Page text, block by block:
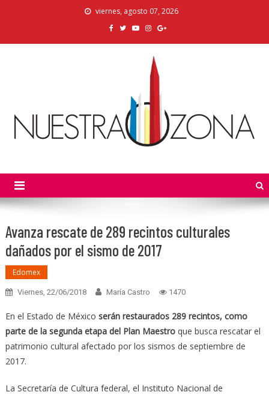
viernes, agosto 07, 2026
Avanza rescate de 289 recintos culturales
dañados por el sismo de 2017
Edomex
Viernes, 22/06/2018 María Castro 1470
En el Estado de México serán restaurados 289 recintos, como
parte de la segunda etapa del Plan Maestroque busca rescatar el
patrimonio cultural afectado por los sismos de septiembre de
2017.
La Secretaría de Cultura federal, el Instituto Nacional de